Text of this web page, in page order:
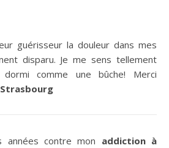
guérisseur la douleur dans mes
disparu. Je me sens tellement
comme une bûche! Merci
Strasbourg
années contre mon addiction à